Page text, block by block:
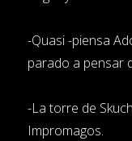
-Quasi -piensa
parado a pensar
-La torre de
Impromagos.